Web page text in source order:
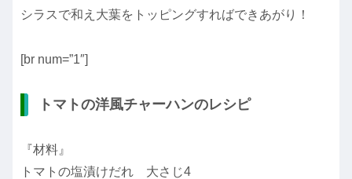
シラスで和え大葉をトッピングすればできあがり！
[br num=”1″]
トマトの洋風チャーハンのレシピ
『材料』
トマトの塩漬けだれ 大さじ4